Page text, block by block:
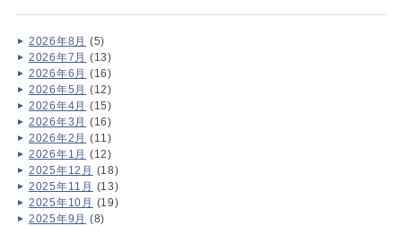
2026年8月 (5)
2026年7月 (13)
2026年6月 (16)
2026年5月 (12)
2026年4月 (15)
2026年3月 (16)
2026年2月 (11)
2026年1月 (12)
2025年12月 (18)
2025年11月 (13)
2025年10月 (19)
2025年9月 (8)